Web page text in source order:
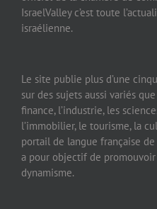
IsraelValley c’est toute
israélienne.
Le site publie plus d’une
sur des sujets aussi variés
finance, l’industrie, les
l’immobilier, le tourisme, la
portail de langue française
a pour objectif de
dynamisme.